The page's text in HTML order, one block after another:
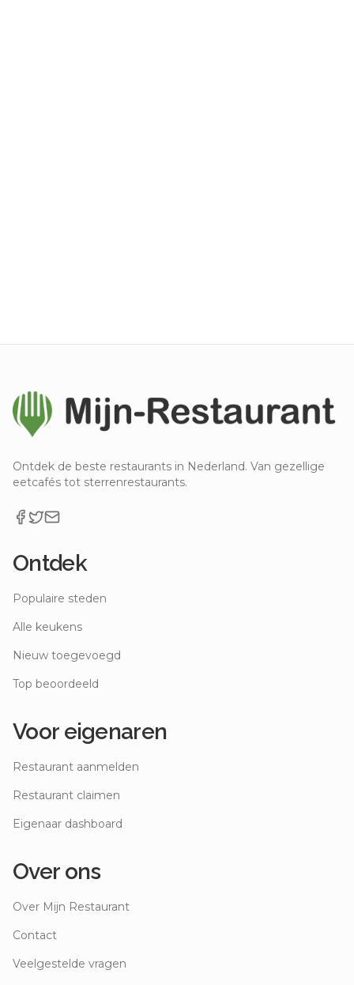
Ontdek de beste restaurants in Nederland. Van gezellige
eetcafés tot sterrenrestaurants.
Ontdek
Populaire steden
Alle keukens
Nieuw toegevoegd
Top beoordeeld
Voor eigenaren
Restaurant aanmelden
Restaurant claimen
Eigenaar dashboard
Over ons
Over Mijn Restaurant
Contact
Veelgestelde vragen